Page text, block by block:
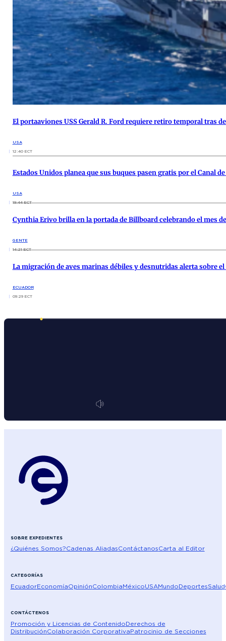
El portaaviones USS Gerald R. Ford requiere retiro temporal tras
USA
12:40 ECT
Estados Unidos planea que sus buques pasen gratis por el Canal
USA
19:44 ECT
Cynthia Erivo brilla en la portada de Billboard celebrando el mes
GENTE
14:21 ECT
La migración de aves marinas débiles y desnutridas alerta sobre
ECUADOR
09:29 ECT
SOBRE EXPEDIENTES
¿Quiénes Somos?Cadenas AliadasContáctanosCarta al Editor
CATEGORÍAS
EcuadorEconomíaOpiniónColombiaMéxicoUSAMundoDeportesSalud
CONTÁCTENOS
Promoción y Licencias de ContenidoDerechos de
DistribuciónColaboración CorporativaPatrocinio de Secciones